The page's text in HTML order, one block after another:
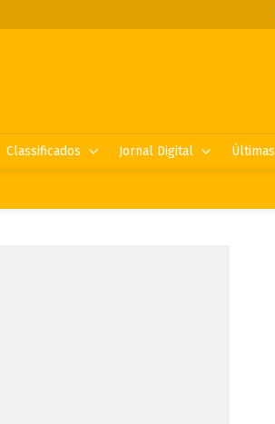
Classificados Jornal Digital Últimas